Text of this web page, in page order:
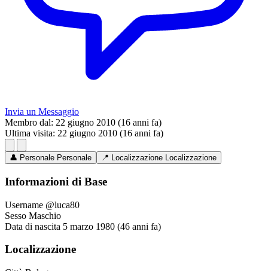
Invia un Messaggio
Membro dal: 22 giugno 2010 (16 anni fa)
Ultima visita: 22 giugno 2010 (16 anni fa)
👤 Personale Personale 📍 Localizzazione Localizzazione
Informazioni di Base
Username @luca80
Sesso Maschio
Data di nascita 5 marzo 1980 (46 anni fa)
Localizzazione